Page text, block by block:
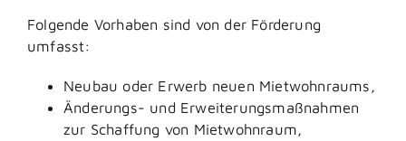
Folgende Vorhaben sind von der Förderung
umfasst:
Neubau oder Erwerb neuen Mietwohnraums,
Änderungs- und Erweiterungsmaßnahmen
zur Schaffung von Mietwohnraum,